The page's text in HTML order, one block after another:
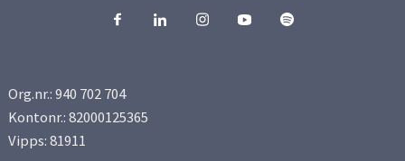
Org.nr.: 940 702 704
Kontonr.: 82000125365
Vipps: 81911